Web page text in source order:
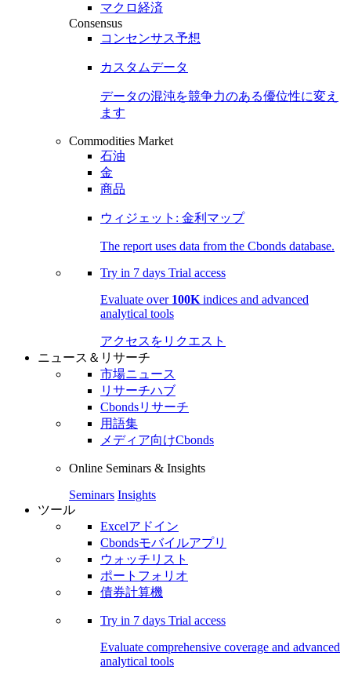
マクロ経済
Consensus
コンセンサス予想
カスタムデータ
データの混沌を競争力のある優位性に変え
ます
Commodities Market
石油
金
商品
ウィジェット: 金利マップ
The report uses data from the Cbonds database.
Try in 7 days Trial access
Evaluate over 100K indices and advanced
analytical tools
アクセスをリクエスト
ニュース＆リサーチ
市場ニュース
リサーチハブ
Cbondsリサーチ
用語集
メディア向けCbonds
Online Seminars & Insights
Seminars Insights
ツール
Excelアドイン
Cbondsモバイルアプリ
ウォッチリスト
ポートフォリオ
債券計算機
Try in 7 days Trial access
Evaluate comprehensive coverage and advanced
analytical tools